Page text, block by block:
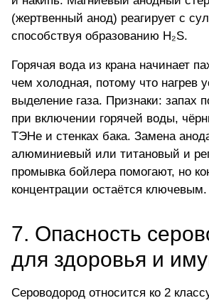
(жертвенный анод) реагирует с
способствуя образованию H₂S.
Горячая вода из крана начинает
чем холодная, потому что нагрев
выделение газа. Признаки: запах
при включении горячей воды,
ТЭНе и стенках бака. Замена
алюминиевый или титановый и
промывка бойлера помогают, но
концентрации остаётся ключевым.
7. Опасность
для здоровья и
Сероводород относится ко 2